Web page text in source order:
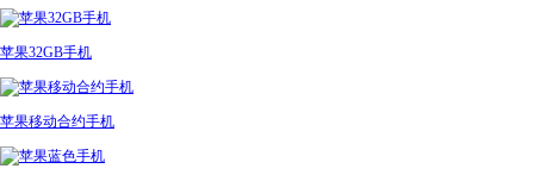
苹果32GB手机
苹果移动合约手机